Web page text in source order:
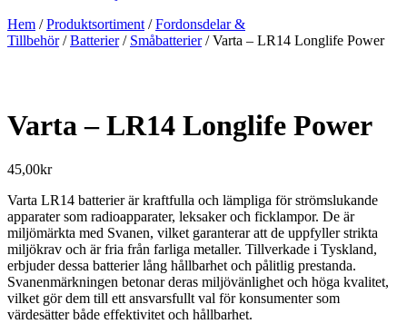
Hem /Produktsortiment /Fordonsdelar &
Tillbehör/Batterier/ Småbatterier/ Varta – LR14 Longlife Power
Varta – LR14 Longlife Power
45,00kr
Varta LR14 batterier är kraftfulla och lämpliga för strömslukande
apparater som radioapparater, leksaker och ficklampor. De är
miljömärkta med Svanen, vilket garanterar att de uppfyller strikta
miljökrav och är fria från farliga metaller. Tillverkade i Tyskland,
erbjuder dessa batterier lång hållbarhet och pålitlig prestanda.
Svanenmärkningen betonar deras miljövänlighet och höga kvalitet,
vilket gör dem till ett ansvarsfullt val för konsumenter som
värdesätter både effektivitet och hållbarhet.